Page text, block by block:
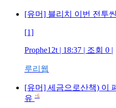
[유머] 블리치 이번 전투
[1]
Prophe12t | 18:37 | 조회 0 |
루리웹
[유머] 세금으로산책) 이
유 +6